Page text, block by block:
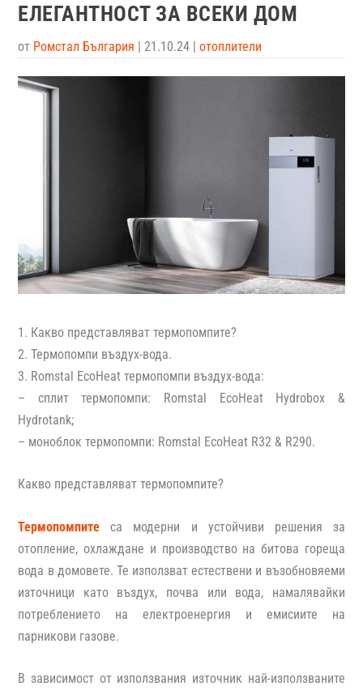
ЕЛЕГАНТНОСТ ЗА ВСЕКИ ДОМ
от Ромстал България |21.10.24 |отоплители
1. Какво представляват термопомпите?
2. Термопомпи въздух-вода.
3. Romstal EcoHeat термопомпи въздух-вода:
– сплит термопомпи: Romstal EcoHeat Hydrobox &
Hydrotank;
– моноблок термопомпи: Romstal EcoHeat R32 & R290.
Какво представляват термопомпите?
Термопомпите са модерни и устойчиви решения за
отопление, охлаждане и производство на битова гореща
вода в домовете. Те използват естествени и възобновяеми
източници като въздух, почва или вода, намалявайки
потреблението на електроенергия и емисиите на
парникови газове.
В зависимост от използвания източник най-използваните